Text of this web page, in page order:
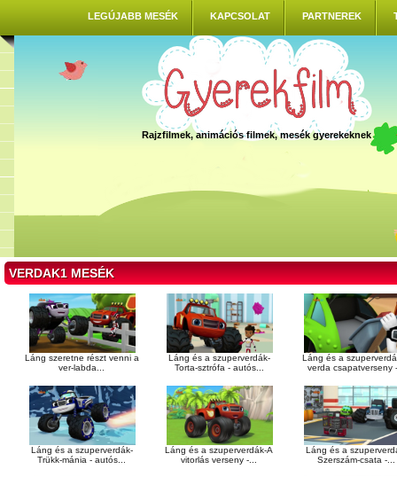
LEGÚJABB MESÉK KAPCSOLAT PARTNEREK
Rajzfilmek, animációs filmek, mesék gyerekeknek
VERDAK1 MESÉK
Láng szeretne részt venni a
ver-labda...
Láng és a szuperverdák-
Torta-sztrófa - autós...
Láng és a
verda csapatverseny
Láng és a szuperverdák-
Trükk-mánia - autós...
Láng és a szuperverdák-A
vitorlás verseny -...
Láng és a
Szerszám-csata -...